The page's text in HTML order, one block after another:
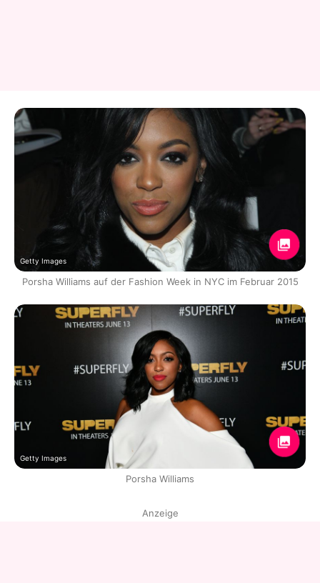
Getty Images
Porsha Williams auf der Fashion Week in NYC im Februar 2015
Getty Images
Porsha Williams
Anzeige